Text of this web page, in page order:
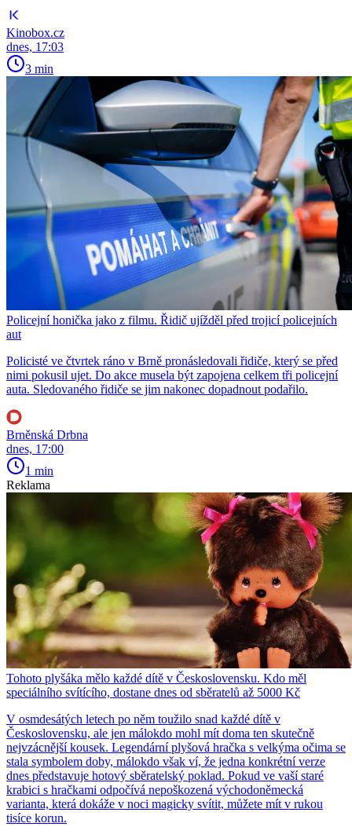
Kinobox.cz
dnes, 17:03
3 min
Policejní honička jako z filmu. Řidič ujížděl před trojicí policejních
aut
Policisté ve čtvrtek ráno v Brně pronásledovali řidiče, který se před
nimi pokusil ujet. Do akce musela být zapojena celkem tři policejní
auta. Sledovaného řidiče se jim nakonec dopadnout podařilo.
Brněnská Drbna
dnes, 17:00
1 min
Reklama
Tohoto plyšáka mělo každé dítě v Československu. Kdo měl
speciálního svítícího, dostane dnes od sběratelů až 5000 Kč
V osmdesátých letech po něm toužilo snad každé dítě v
Československu, ale jen málokdo mohl mít doma ten skutečně
nejvzácnější kousek. Legendární plyšová hračka s velkýma očima se
stala symbolem doby, málokdo však ví, že jedna konkrétní verze
dnes představuje hotový sběratelský poklad. Pokud ve vaší staré
krabici s hračkami odpočívá nepoškozená východoněmecká
varianta, která dokáže v noci magicky svítit, můžete mít v rukou
tisíce korun.